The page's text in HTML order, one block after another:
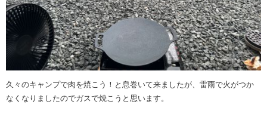
久々のキャンプで肉を焼こう！と息巻いて来ましたが、雷雨で火がつか
なくなりましたのでガスで焼こうと思います。